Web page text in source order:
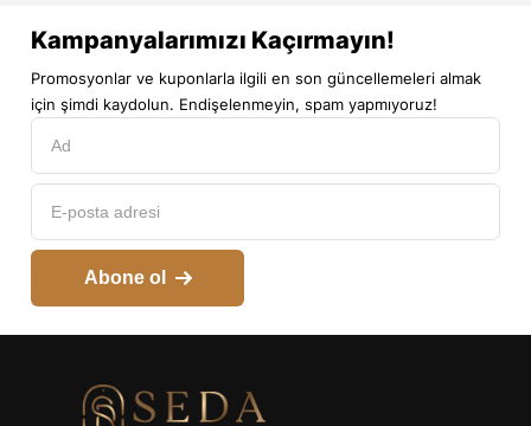
Kampanyalarımızı Kaçırmayın!
Promosyonlar ve kuponlarla ilgili en son güncellemeleri almak
için şimdi kaydolun. Endişelenmeyin, spam yapmıyoruz!
Abone ol